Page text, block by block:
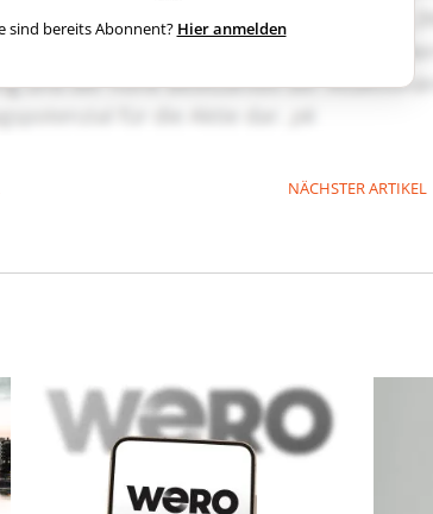
sind bereits Abonnent? Hier anmelden
NÄCHSTER ARTIKEL